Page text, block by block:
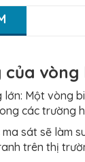
vòng
lớn: Một vòng
các trường
ma sát sẽ làm
trên thị